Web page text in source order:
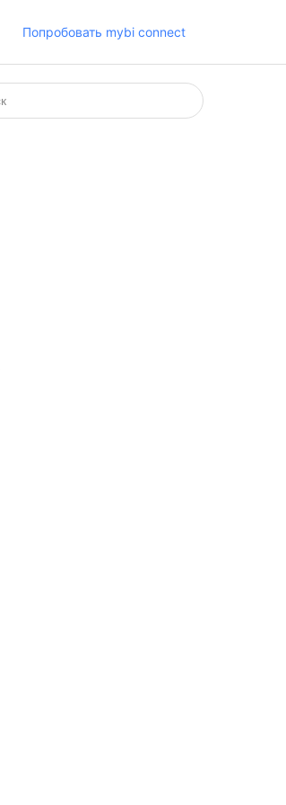
Попробовать mybi connect